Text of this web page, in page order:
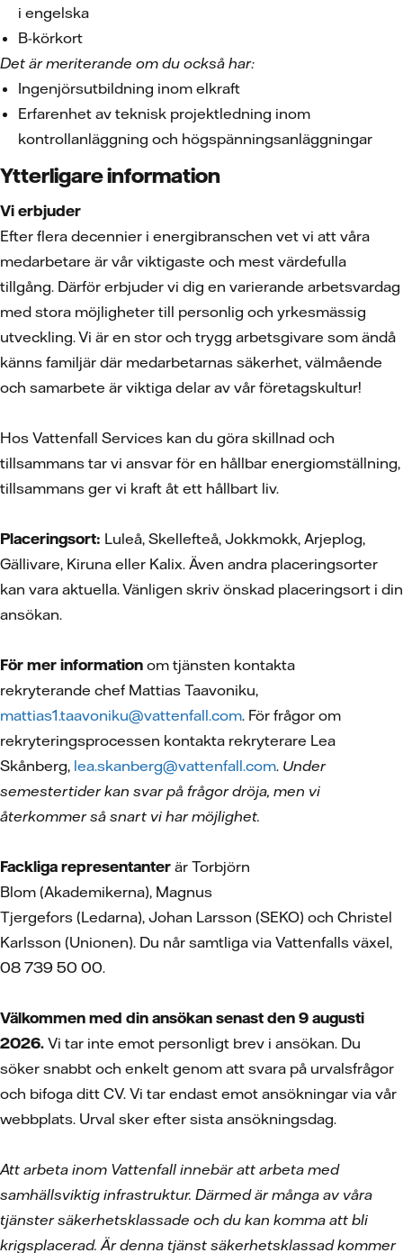
i engelska
B-körkort
Det är meriterande om du också har:
Ingenjörsutbildning inom elkraft
Erfarenhet av teknisk projektledning inom
kontrollanläggning och högspänningsanläggningar
Ytterligare information
Vi erbjuder
Efter flera decennier i energibranschen vet vi att våra
medarbetare är vår viktigaste och mest värdefulla
tillgång. Därför erbjuder vi dig en varierande arbetsvardag
med stora möjligheter till personlig och yrkesmässig
utveckling. Vi är en stor och trygg arbetsgivare som ändå
känns familjär där medarbetarnas säkerhet, välmående
och samarbete är viktiga delar av vår företagskultur!
Hos Vattenfall Services kan du göra skillnad och
tillsammans tar vi ansvar för en hållbar energiomställning,
tillsammans ger vi kraft åt ett hållbart liv.
Placeringsort: Luleå, Skellefteå, Jokkmokk, Arjeplog,
Gällivare, Kiruna eller Kalix. Även andra placeringsorter
kan vara aktuella. Vänligen skriv önskad placeringsort i din
ansökan.
För mer information om tjänsten kontakta
rekryterande chef Mattias Taavoniku,
mattias1.taavoniku@vattenfall.com. För frågor om
rekryteringsprocessen kontakta rekryterare Lea
Skånberg, lea.skanberg@vattenfall.com. Under
semestertider kan svar på frågor dröja, men vi
återkommer så snart vi har möjlighet.
Fackliga representanter är Torbjörn
Blom (Akademikerna), Magnus
Tjergefors (Ledarna), Johan Larsson (SEKO) och Christel
Karlsson (Unionen). Du når samtliga via Vattenfalls växel,
08 739 50 00.
Välkommen med din ansökan senast den 9 augusti
2026. Vi tar inte emot personligt brev i ansökan. Du
söker snabbt och enkelt genom att svara på urvalsfrågor
och bifoga ditt CV. Vi tar endast emot ansökningar via vår
webbplats. Urval sker efter sista ansökningsdag.
Att arbeta inom Vattenfall innebär att arbeta med
samhällsviktig infrastruktur. Därmed är många av våra
tjänster säkerhetsklassade och du kan komma att bli
krigsplacerad. Är denna tjänst säkerhetsklassad kommer